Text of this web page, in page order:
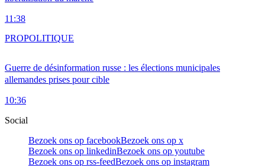
11:38
Guerre de désinformation russe : les élections municipales
allemandes prises pour cible
10:36
PROPOLITIQUE
Social
Bezoek ons op facebookBezoek ons op x
Bezoek ons op linkedinBezoek ons op youtube
Bezoek ons op rss-feedBezoek ons op instagram